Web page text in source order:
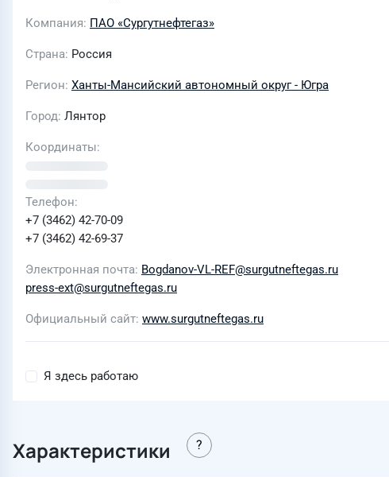
Компания ПАО «Сургутнефтегаз»
Страна Россия
Регион Ханты-Мансийский автономный округ - Югра
Город Лянтор
Координаты
Телефон
+7 (3462) 42-70-09
+7 (3462) 42-69-37
Электронная почта Bogdanov-VL-REF@surgutneftegas.ru
press-ext@surgutneftegas.ru
Официальный сайт www.surgutneftegas.ru
Я здесь работаю
Характеристики